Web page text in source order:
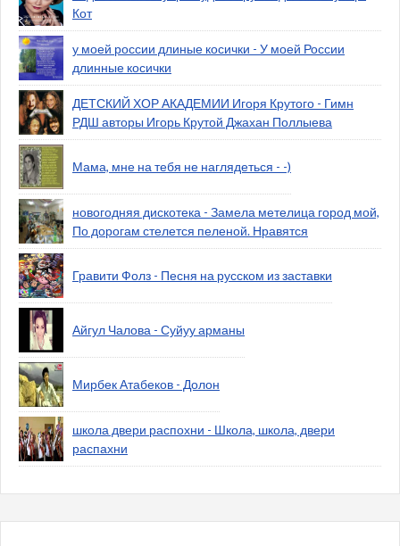
Кот
у моей россии длиные косички - У моей России
длинные косички
ДЕТСКИЙ ХОР АКАДЕМИИ Игоря Крутого - Гимн
РДШ авторы Игорь Крутой Джахан Поллыева
Мама, мне на тебя не наглядеться - -)
новогодняя дискотека - Замела метелица город мой,
По дорогам стелется пеленой. Нравятся
Гравити Фолз - Песня на русском из заставки
Айгул Чалова - Суйуу арманы
Мирбек Атабеков - Долон
школа двери распохни - Школа, школа, двери
распахни